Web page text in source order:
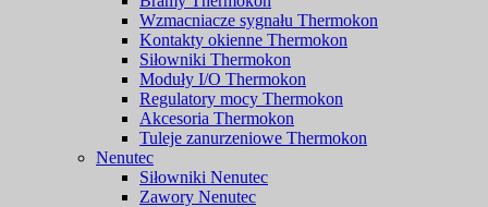
Wzmacniacze sygnału Thermokon
Kontakty okienne Thermokon
Siłowniki Thermokon
Moduły I/O Thermokon
Regulatory mocy Thermokon
Akcesoria Thermokon
Tuleje zanurzeniowe Thermokon
Nenutec
Siłowniki Nenutec
Zawory Nenutec